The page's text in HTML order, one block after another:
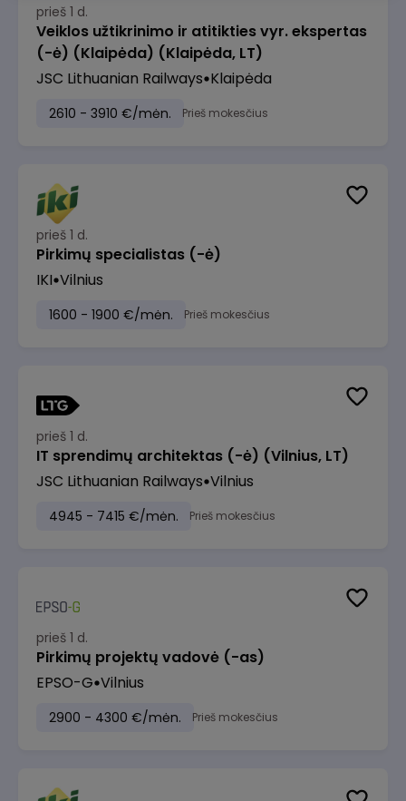
prieš 1 d.
Veiklos užtikrinimo ir atitikties vyr. ekspertas
(-ė) (Klaipėda) (Klaipėda, LT)
JSC Lithuanian Railways Klaipėda
2610 - 3910 €/mėn. Prieš mokesčius
prieš 1 d.
Pirkimų specialistas (-ė)
IKI Vilnius
1600 - 1900 €/mėn. Prieš mokesčius
prieš 1 d.
IT sprendimų architektas (-ė) (Vilnius, LT)
JSC Lithuanian Railways Vilnius
4945 - 7415 €/mėn. Prieš mokesčius
prieš 1 d.
Pirkimų projektų vadovė (-as)
EPSO-G Vilnius
2900 - 4300 €/mėn. Prieš mokesčius